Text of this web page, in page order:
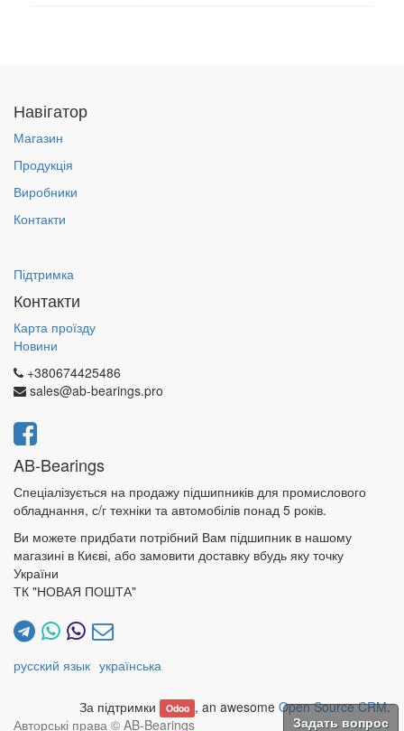
Навігатор
Магазин
Продукція
Виробники
Контакти
Підтримка
Контакти
Карта проїзду
Новини
+380674425486
sales@ab-bearings.pro
AB-Bearings
Спеціалізується на продажу підшипників для промислового
обладнання, с/г техніки та автомобілів понад 5 років.
Ви можете придбати потрібний Вам підшипник в нашому
магазині в Києві, або замовити доставку вбудь яку точку
України
ТК "НОВАЯ ПОШТА"
русский язык українська
За підтримки Odoo , an awesome Open Source CRM.
Авторські права © AB-Bearings Задать вопрос